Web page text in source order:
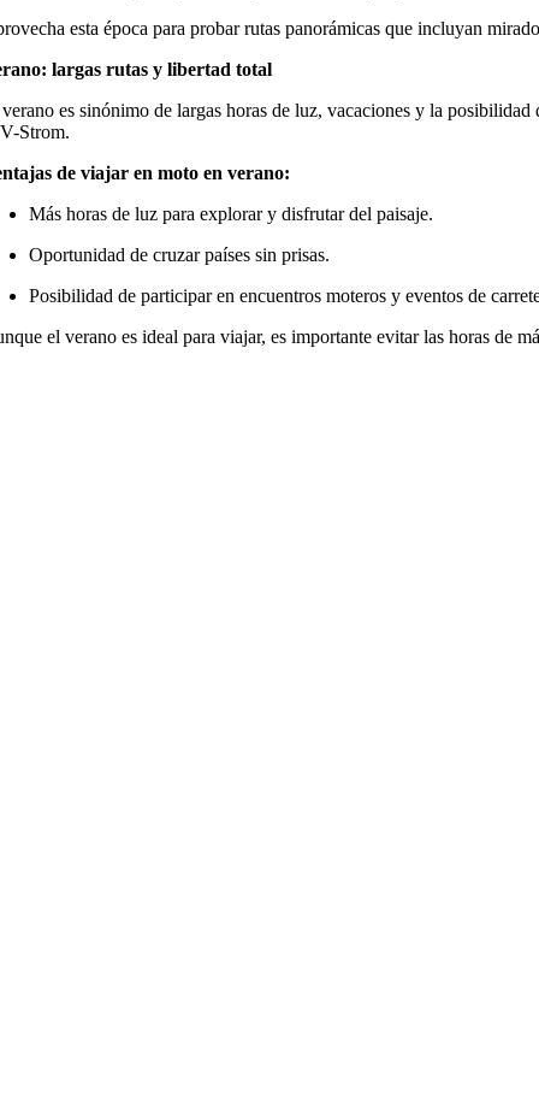
esta época para probar rutas panorámicas que incluyan
largas rutas y libertad total
es sinónimo de largas horas de luz, vacaciones y la
Strom.
de viajar en moto en verano:
Más horas de luz para explorar y disfrutar del paisaje.
Oportunidad de cruzar países sin prisas.
Posibilidad de participar en encuentros moteros y eventos de
el verano es ideal para viajar, es importante evitar las horas de